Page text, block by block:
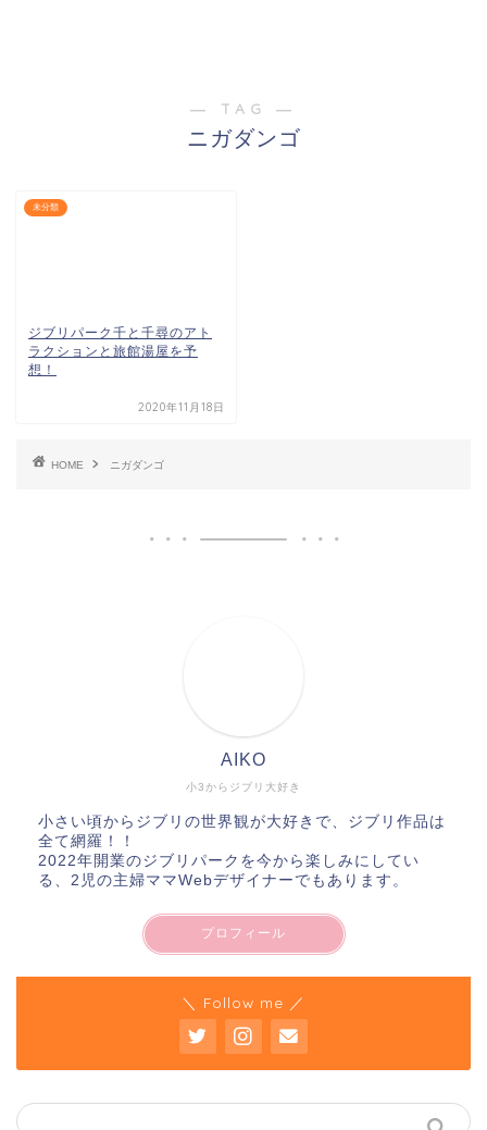
― TAG ―
ニガダンゴ
未分類
ジブリパーク千と千尋のアト
ラクションと旅館湯屋を予
想！
2020年11月18日
HOME ニガダンゴ
小3からジブリ大好き
AIKO
小さい頃からジブリの世界観が大好きで、ジブリ作品は
全て網羅！！
2022年開業のジブリパークを今から楽しみにしてい
る、2児の主婦ママWebデザイナーでもあります。
プロフィール
＼ Follow me ／